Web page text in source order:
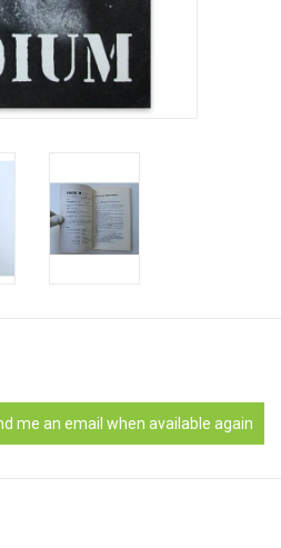
me an email when available again